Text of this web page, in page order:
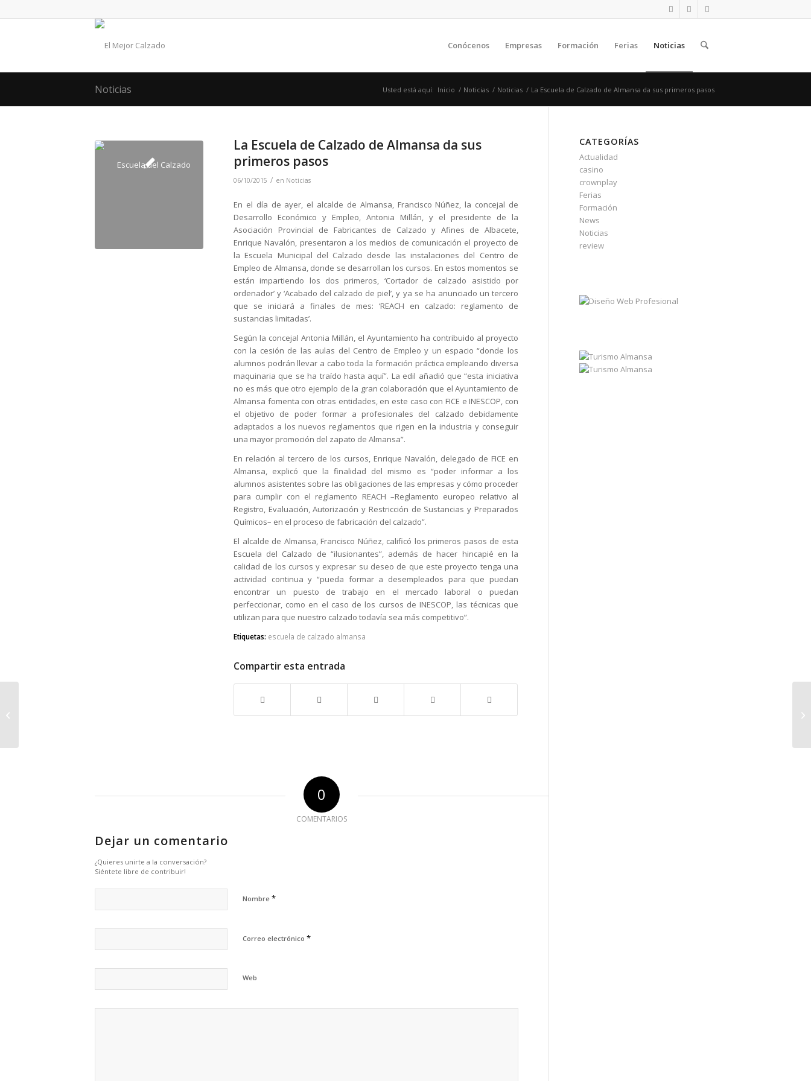
Conócenos Empresas Formación Ferias Noticias
Noticias Usted está aquí: Inicio / Noticias / Noticias / La Escuela de Calzado de Almansa da sus primeros pasos
La Escuela de Calzado de Almansa da sus
primeros pasos
06/10/2015 / en Noticias
En el día de ayer, el alcalde de Almansa, Francisco Núñez, la concejal de
Desarrollo Económico y Empleo, Antonia Millán, y el presidente de la
Asociación Provincial de Fabricantes de Calzado y Afines de Albacete,
Enrique Navalón, presentaron a los medios de comunicación el proyecto de
la Escuela Municipal del Calzado desde las instalaciones del Centro de
Empleo de Almansa, donde se desarrollan los cursos. En estos momentos se
están impartiendo los dos primeros, ‘Cortador de calzado asistido por
ordenador’ y ‘Acabado del calzado de piel’, y ya se ha anunciado un tercero
que se iniciará a finales de mes: ‘REACH en calzado: reglamento de
sustancias limitadas’.
Según la concejal Antonia Millán, el Ayuntamiento ha contribuido al proyecto
con la cesión de las aulas del Centro de Empleo y un espacio “donde los
alumnos podrán llevar a cabo toda la formación práctica empleando diversa
maquinaria que se ha traído hasta aquí”. La edil añadió que “esta iniciativa
no es más que otro ejemplo de la gran colaboración que el Ayuntamiento de
Almansa fomenta con otras entidades, en este caso con FICE e INESCOP, con
el objetivo de poder formar a profesionales del calzado debidamente
adaptados a los nuevos reglamentos que rigen en la industria y conseguir
una mayor promoción del zapato de Almansa”.
En relación al tercero de los cursos, Enrique Navalón, delegado de FICE en
Almansa, explicó que la finalidad del mismo es “poder informar a los
alumnos asistentes sobre las obligaciones de las empresas y cómo proceder
para cumplir con el reglamento REACH –Reglamento europeo relativo al
Registro, Evaluación, Autorización y Restricción de Sustancias y Preparados
Químicos– en el proceso de fabricación del calzado”.
El alcalde de Almansa, Francisco Núñez, calificó los primeros pasos de esta
Escuela del Calzado de “ilusionantes”, además de hacer hincapié en la
calidad de los cursos y expresar su deseo de que este proyecto tenga una
actividad continua y “pueda formar a desempleados para que puedan
encontrar un puesto de trabajo en el mercado laboral o puedan
perfeccionar, como en el caso de los cursos de INESCOP, las técnicas que
utilizan para que nuestro calzado todavía sea más competitivo”.
Etiquetas: escuela de calzado almansa
Compartir esta entrada
0
COMENTARIOS
Dejar un comentario
¿Quieres unirte a la conversación?
Siéntete libre de contribuir!
Nombre *
Correo electrónico *
Web
CATEGORÍAS
Actualidad
casino
crownplay
Ferias
Formación
News
Noticias
review